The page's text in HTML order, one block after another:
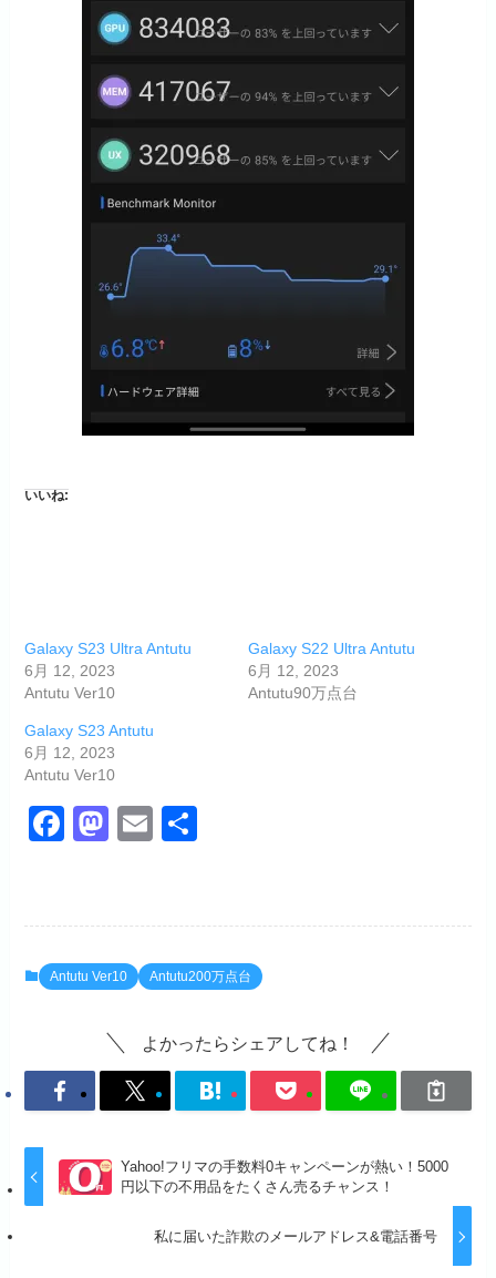
いいね:
Galaxy S23 Ultra Antutu
6月 12, 2023
Antutu Ver10
Galaxy S22 Ultra Antutu
6月 12, 2023
Antutu90万点台
Galaxy S23 Antutu
6月 12, 2023
Antutu Ver10
F
e
b
o
k
M
o
d
o
n
E
Antutu Ver10 Antutu200万点台
よかったらシェアしてね！
Yahoo!フリマの手数料0キャンペーンが熱い！5000
円以下の不用品をたくさん売るチャンス！
私に届いた詐欺のメールアドレス&電話番号